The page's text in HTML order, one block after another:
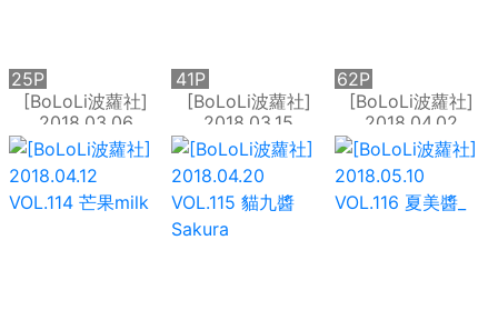
[BoLoLi波蘿社]
2018.03.06
VOL.111 柳侑绮
Sevenbaby
25P
[BoLoLi波蘿社]
2018.03.15
VOL.112 徐cake
41P
[BoLoLi波蘿社]
2018.04.02
VOL.113 夏美醬
62P